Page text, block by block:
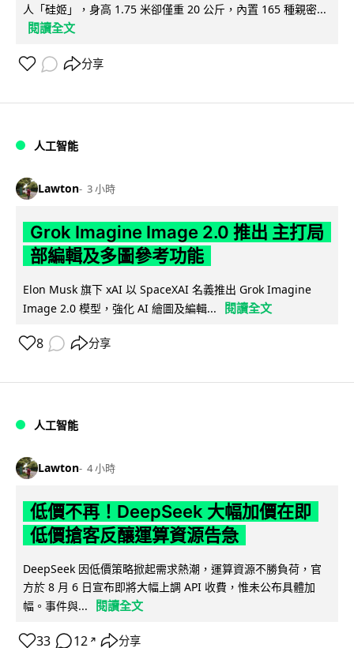
人「硅姬」，身高 1.75 米卻僅重 20 公斤，內置 165 種親密...
閱讀全文
分享
人工智能
Lawton 3 小時
Grok Imagine Image 2.0 推出 主打局
部編輯及多圖參考功能
Elon Musk 旗下 xAI 以 SpaceXAI 名義推出 Grok Imagine
Image 2.0 模型，強化 AI 繪圖及編輯...
閱讀全文
8 分享
人工智能
Lawton 4 小時
低價不再！DeepSeek 大幅加價在即
低價搶客反釀運算資源告急
DeepSeek 因低價策略掀起需求熱潮，運算資源不勝負荷，官
方於 8 月 6 日宣布即將大幅上調 API 收費，惟未公布具體加
幅。事件與...
閱讀全文
33 12 ↗ 分享